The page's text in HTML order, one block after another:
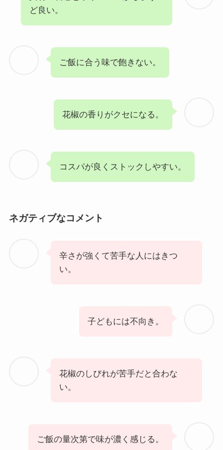
ど良い。
ご飯に合う味で飽きない。
花椒の香りがクセになる。
コスパが良くストックしやすい。
ネガティブなコメント
辛さが強くて苦手な人にはきつ
い。
子どもには不向き。
花椒のしびれが苦手だと合わな
い。
ご飯の量次第で味が濃く感じる。